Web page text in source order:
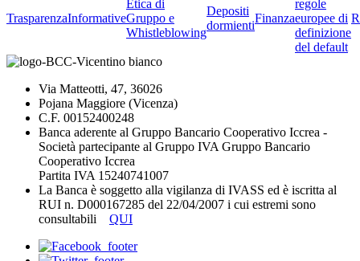
TrasparenzaInformative
Etica di
Gruppo e
Whistleblowing
Depositi
dormienti
Finanza
regole
europee di
definizione
del default
Via Matteotti, 47, 36026
Pojana Maggiore (Vicenza)
C.F. 00152400248
Banca aderente al Gruppo Bancario Cooperativo Iccrea -
Società partecipante al Gruppo IVA Gruppo Bancario
Cooperativo Iccrea
Partita IVA 15240741007
La Banca è soggetto alla vigilanza di IVASS ed è iscritta al
RUI n. D000167285 del 22/04/2007 i cui estremi sono
consultabili QUI